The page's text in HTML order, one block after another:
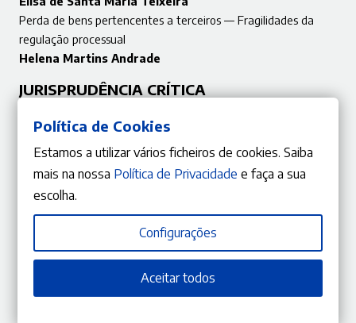
Perda de bens pertencentes a terceiros — Fragilidades da
regulação processual
Helena Martins Andrade
JURISPRUDÊNCIA CRÍTICA
É a agressão um crime de liderança à luz do direito
Plenário do Supremo Tribunal da Ucrânia, de 28 de fevereiro
de 2024, em Biedulin and Vynohradov
Miguel Manero Lemos
Base de dados de perfis de ADN — 2023
Política de Cookies
Estamos a utilizar vários ficheiros de cookies. Saiba
mais na nossa Política de Privacidade e faça a sua
escolha.
Configurações
Aceitar todos